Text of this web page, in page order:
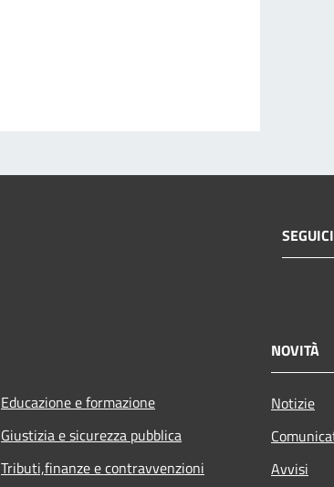
Educazione e formazione
Giustizia e sicurezza pubblica
Tributi,finanze e contravvenzioni
NOVITÀ
Notizie
Avvisi